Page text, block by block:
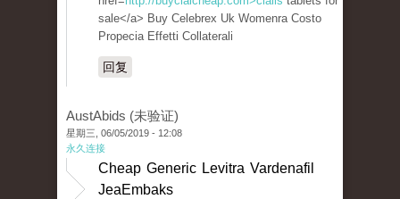
sale</a> Buy Celebrex Uk Womenra Costo
Propecia Effetti Collaterali
回复
AustAbids (未验证)
星期三, 06/05/2019 - 12:08
永久连接
Cheap Generic Levitra Vardenafil
JeaEmbaks